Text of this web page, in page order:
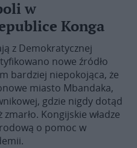
w
Konga
z Demokratycznej
nowe źródło
bardziej niepokojąca, że
miasto Mbandaka,
gdzie nigdy dotąd
Kongijskie władze
o pomoc w